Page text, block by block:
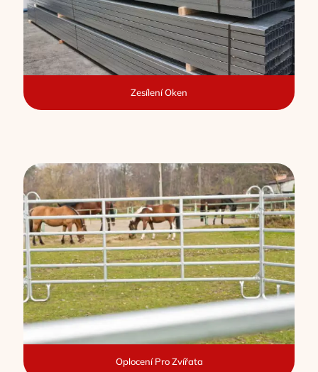
Zesílení Oken
Oplocení Pro Zvířata